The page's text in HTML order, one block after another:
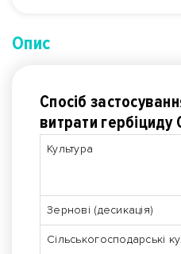
Опис
Спосіб
витрати
Культура
Зернові (десикація)
Сільськогосподарські